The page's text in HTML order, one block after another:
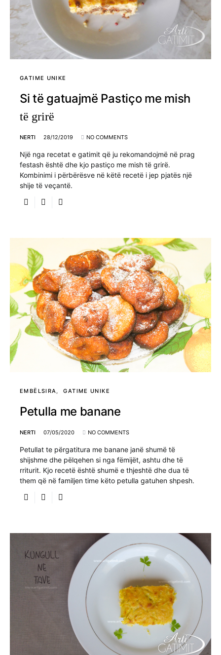
GATIME UNIKE
Si të gatuajmë Pastiço me mish
të grirë
NERTI 28/12/2019 NO COMMENTS
Një nga recetat e gatimit që ju rekomandojmë në prag
festash është dhe kjo pastiço me mish të grirë.
Kombinimi i përbërësve në këtë recetë i jep pjatës një
shije të veçantë.
EMBËLSIRA GATIME UNIKE
Petulla me banane
NERTI 07/05/2020 NO COMMENTS
Petullat te përgatitura me banane janë shumë të
shijshme dhe pëlqehen si nga fëmijët, ashtu dhe të
rriturit. Kjo recetë është shumë e thjeshtë dhe dua të
them që në familjen time këto petulla gatuhen shpesh.